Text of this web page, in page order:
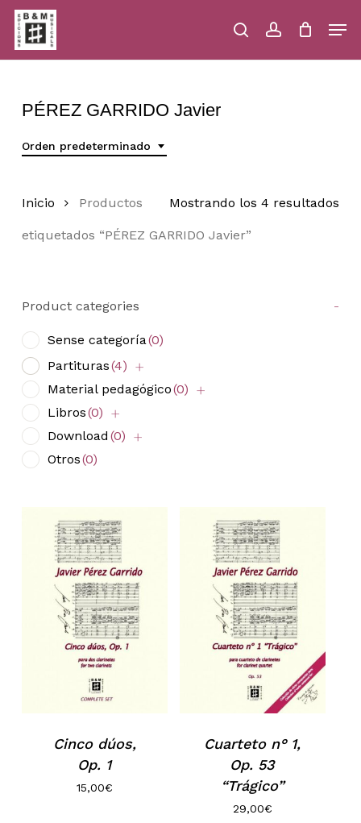
Skip
main
content
searchaccount
Close
PÉREZ GARRIDO Javier
Orden predeterminado
Mostrando los 4 resultados
Inicio Productos
etiquetados “PÉREZ GARRIDO Javier”
Product categories -
Sense categoría(0)
Partituras(4)
Material pedagógico(0)
Libros(0)
Download (0)
Otros(0)
Cinco dúos,
Op. 1
15,00€
Cuarteto n° 1,
Op. 53
“Trágico”
29,00€
Menu